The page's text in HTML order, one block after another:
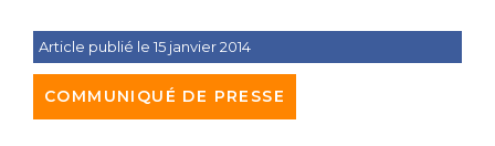
Article publié le 15 janvier 2014
COMMUNIQUÉ DE PRESSE